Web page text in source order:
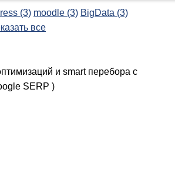
(3) moodle (3) BigData (3)
все
и smart перебора с
SERP )